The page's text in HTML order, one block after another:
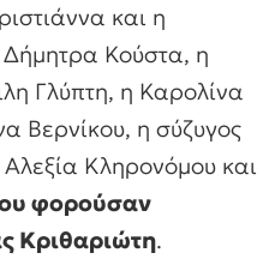
και η
Κούστα, η
Γλύπτη, η Καρολίνα
Βερνίκου, η σύζυγος
Κληρονόμου και
φορούσαν
Κριθαριώτη.